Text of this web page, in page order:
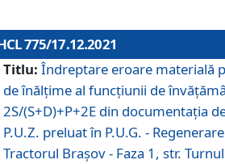
775/17.12.2021
Titlu: Îndreptare eroare materială
de înălţime al funcţiunii de
2S/(S+D)+P+2E din documentaţia
P.U.Z. preluat în P.U.G. -
Tractorul Braşov - Faza 1, str.